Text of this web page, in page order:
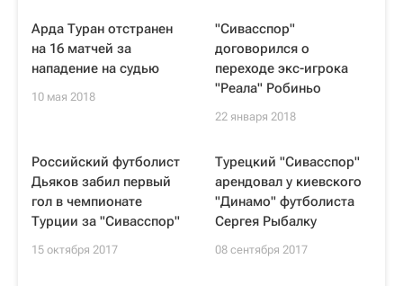
Арда Туран отстранен
на 16 матчей за
нападение на судью
10 мая 2018
"Сивасспор"
договорился о
переходе экс-игрока
"Реала" Робиньо
22 января 2018
Российский футболист
Дьяков забил первый
гол в чемпионате
Турции за "Сивасспор"
15 октября 2017
Турецкий "Сивасспор"
арендовал у киевского
"Динамо" футболиста
Сергея Рыбалку
08 сентября 2017